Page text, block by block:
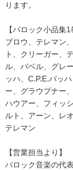
ります。
【バロック小品集
ブロウ、テレマン
ト、クリーガー、
ル、バベル、グレ
ッハ、C.P.E.バッ
ー、グラウプナー
ハウアー、フィッ
ルト、アーン、レ
テレマン
【営業担当より】
バロック音楽の代